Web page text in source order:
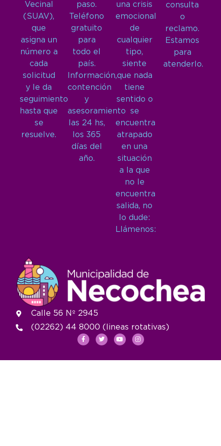
Vecinal
(SUAV),
que
asigna un
número a
cada
solicitud
y le da
seguimiento
hasta que
se
resuelve.
paso.
Teléfono
gratuito
para
todo el
país.
Información,
contención
y
asesoramiento
las 24 hs,
los 365
días del
año.
una crisis
emocional
de
cualquier
tipo,
siente
que nada
tiene
sentido o
se
encuentra
atrapado
en una
situación
a la que
no le
encuentra
salida, no
lo dude:
Llámenos:
consulta
o
reclamo.
Estamos
para
atenderlo.
Calle 56 Nº 2945
(02262) 44 8000 (lineas rotativas)